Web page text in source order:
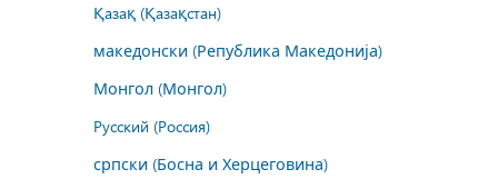
Қазақ (Қазақстан)
македонски (Република Македонија)
Монгол (Монгол)
Русский (Россия)
српски (Босна и Херцеговина)